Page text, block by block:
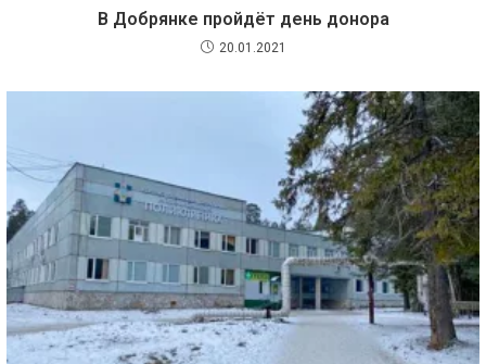
В Добрянке пройдёт день донора
20.01.2021